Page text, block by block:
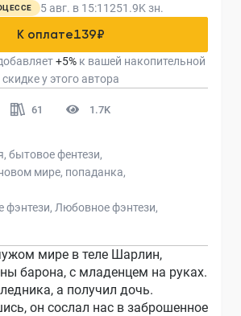
5 авг. в 15:11251.9K зн.
К оплате139₽
+5% к вашей накопительной
скидке у этого автора
61 1.7K
бытовое фентези
мире попаданка
фэнтези Любовное фэнтези
мире в теле Шарлин,
барона, с младенцем на руках.
а получил дочь.
он сослал нас в заброшенное